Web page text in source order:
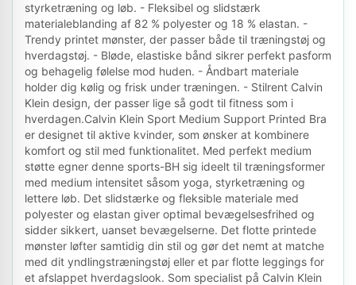
styrketræning og løb. - Fleksibel og slidstærk
materialeblanding af 82 % polyester og 18 % elastan. -
Trendy printet mønster, der passer både til træningstøj og
hverdagstøj. - Bløde, elastiske bånd sikrer perfekt pasform
og behagelig følelse mod huden. - Åndbart materiale
holder dig kølig og frisk under træningen. - Stilrent Calvin
Klein design, der passer lige så godt til fitness som i
hverdagen.Calvin Klein Sport Medium Support Printed Bra
er designet til aktive kvinder, som ønsker at kombinere
komfort og stil med funktionalitet. Med perfekt medium
støtte egner denne sports-BH sig ideelt til træningsformer
med medium intensitet såsom yoga, styrketræning og
lettere løb. Det slidstærke og fleksible materiale med
polyester og elastan giver optimal bevægelsesfrihed og
sidder sikkert, uanset bevægelserne. Det flotte printede
mønster løfter samtidig din stil og gør det nemt at matche
med dit yndlingstræningstøj eller et par flotte leggings for
et afslappet hverdagslook. Som specialist på Calvin Klein